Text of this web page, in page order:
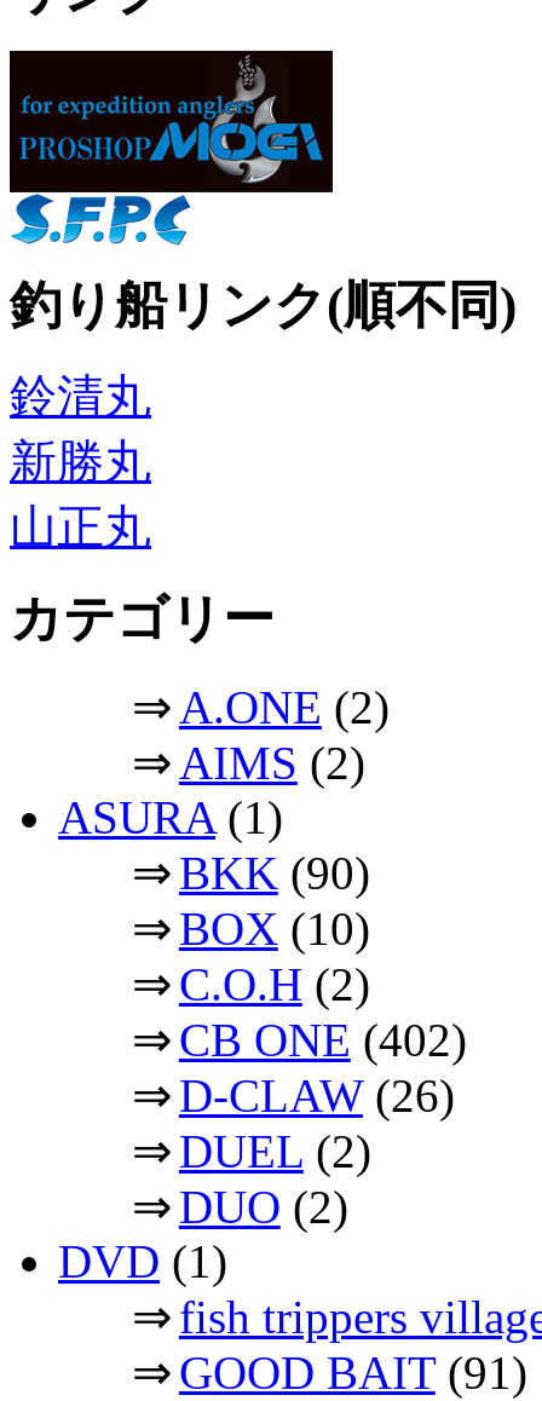
釣り船リンク(順不同)
鈴清丸
新勝丸
山正丸
カテゴリー
⇒A.ONE (2)
⇒AIMS (2)
ASURA(1)
⇒BKK (90)
⇒BOX (10)
⇒C.O.H (2)
⇒CB ONE (402)
⇒D-CLAW(26)
⇒DUEL (2)
⇒DUO (2)
DVD (1)
⇒fish trippers
⇒GOOD BAIT(91)